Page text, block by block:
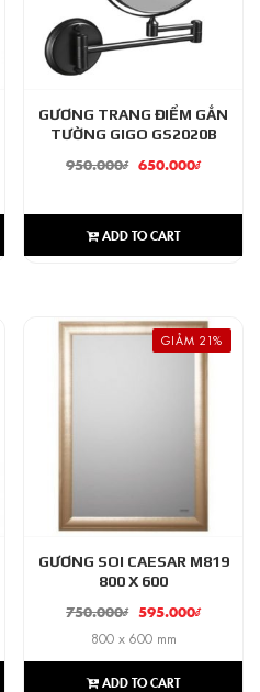
GƯƠNG TRANG ĐIỂM GẮN
TƯỜNG GIGO GS2020B
950.000₫ 650.000₫
ADD TO CART
GIẢM 21%
GƯƠNG SOI CAESAR M819
800 X 600
750.000₫ 595.000₫
800 x 600 mm
ADD TO CART